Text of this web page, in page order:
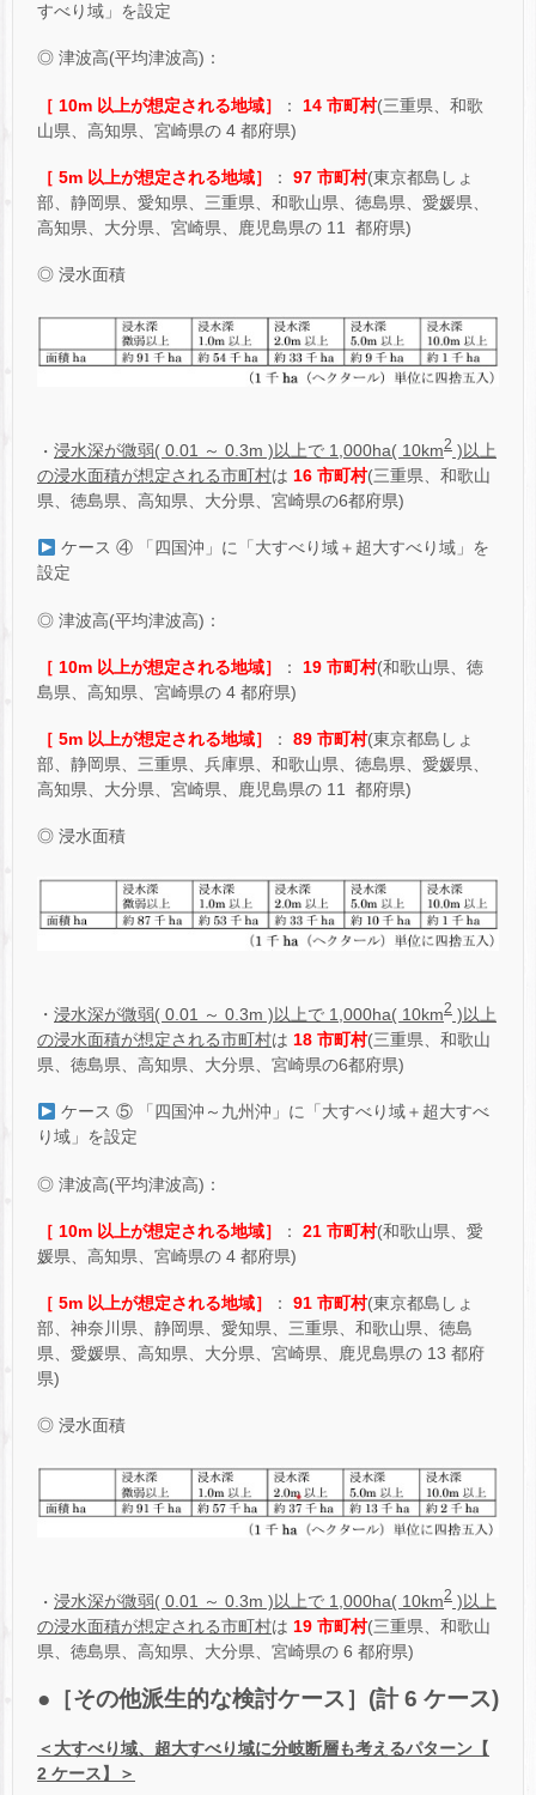
すべり域」を設定
◎ 津波高(平均津波高)：
［ 10m 以上が想定される地域］ ： 14 市町村(三重県、和歌
山県、高知県、宮崎県の 4 都府県)
［ 5m 以上が想定される地域］ ： 97 市町村(東京都島しょ
部、静岡県、愛知県、三重県、和歌山県、徳島県、愛媛県、
高知県、大分県、宮崎県、鹿児島県の 11 都府県)
◎ 浸水面積
・ 浸水深が微弱( 0.01 ～ 0.3m )以上で 1,000ha( 10km2 )以上
の浸水面積が想定される市町村は 16 市町村(三重県、和歌山
県、徳島県、高知県、大分県、宮崎県の6都府県)
ケース ④ 「四国沖」に「大すべり域＋超大すべり域」を
設定
◎ 津波高(平均津波高)：
［ 10m 以上が想定される地域］ ： 19 市町村(和歌山県、徳
島県、高知県、宮崎県の 4 都府県)
［ 5m 以上が想定される地域］ ： 89 市町村(東京都島しょ
部、静岡県、三重県、兵庫県、和歌山県、徳島県、愛媛県、
高知県、大分県、宮崎県、鹿児島県の 11 都府県)
◎ 浸水面積
・ 浸水深が微弱( 0.01 ～ 0.3m )以上で 1,000ha( 10km2 )以上
の浸水面積が想定される市町村は 18 市町村(三重県、和歌山
県、徳島県、高知県、大分県、宮崎県の6都府県)
ケース ⑤ 「四国沖～九州沖」に「大すべり域＋超大すべ
り域」を設定
◎ 津波高(平均津波高)：
［ 10m 以上が想定される地域］ ： 21 市町村(和歌山県、愛
媛県、高知県、宮崎県の 4 都府県)
［ 5m 以上が想定される地域］ ： 91 市町村(東京都島しょ
部、神奈川県、静岡県、愛知県、三重県、和歌山県、徳島
県、愛媛県、高知県、大分県、宮崎県、鹿児島県の 13 都府
県)
◎ 浸水面積
・ 浸水深が微弱( 0.01 ～ 0.3m )以上で 1,000ha( 10km2 )以上
の浸水面積が想定される市町村は 19 市町村(三重県、和歌山
県、徳島県、高知県、大分県、宮崎県の 6 都府県)
●［その他派生的な検討ケース］(計 6 ケース)
＜大すべり域、超大すべり域に分岐断層も考えるパターン【
2 ケース】＞